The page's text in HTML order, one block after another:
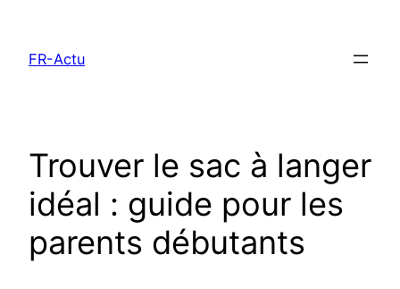
contenu
FR-Actu
Trouver le sac à langer
idéal : guide pour les
parents débutants